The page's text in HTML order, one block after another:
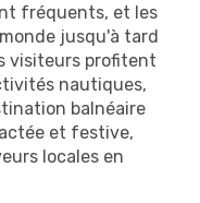
fréquents, et les
jusqu'à tard
visiteurs profitent
nautiques,
balnéaire
et festive,
locales en